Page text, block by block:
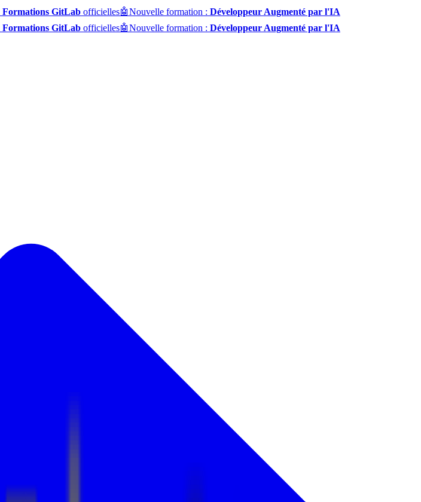
Formations GitLab officielles🤖Nouvelle formation : Développeur Augmenté par l'IA
Formations GitLab officielles🤖Nouvelle formation : Développeur Augmenté par l'IA